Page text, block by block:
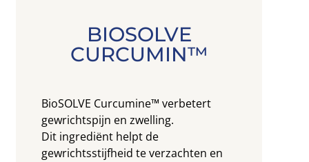
BIOSOLVE
CURCUMIN™
BioSOLVE Curcumine™ verbetert
gewrichtspijn en zwelling.
Dit ingrediënt helpt de
gewrichtsstijfheid te verzachten en